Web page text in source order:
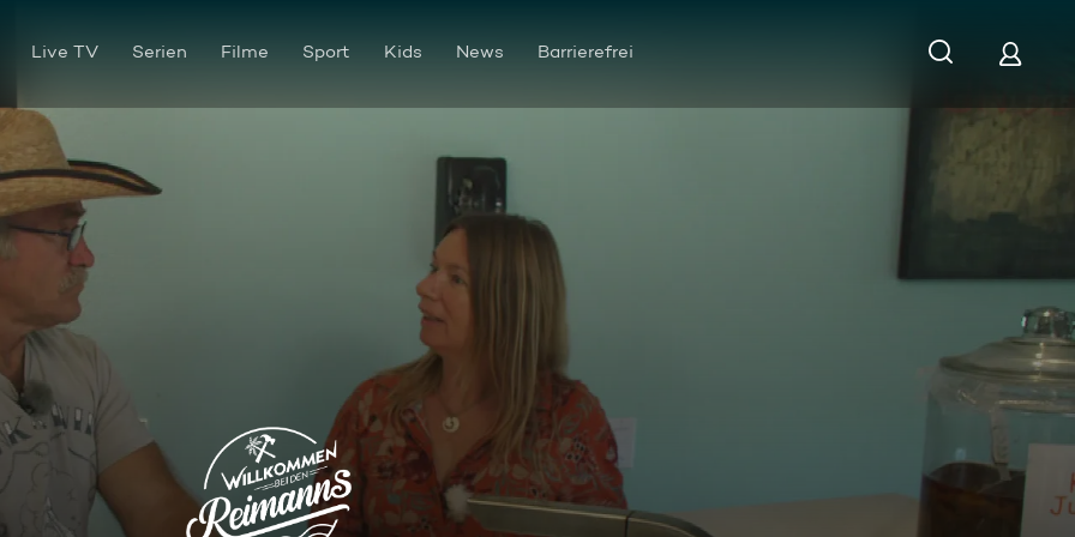
Live TV Serien Filme Sport Kids News Barrierefrei
Das Rätsel um den Rumtopf - Wo ist die ganze Flüssigkeit hin?